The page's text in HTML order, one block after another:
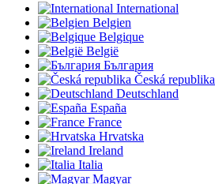
International
Belgien
Belgique
België
България
Česká republika
Deutschland
España
France
Hrvatska
Ireland
Italia
Magyar